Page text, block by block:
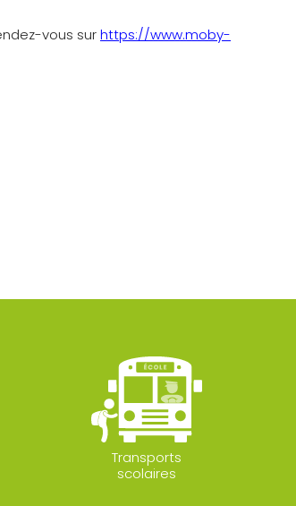
vous surhttps://www.moby-
Transports
scolaires